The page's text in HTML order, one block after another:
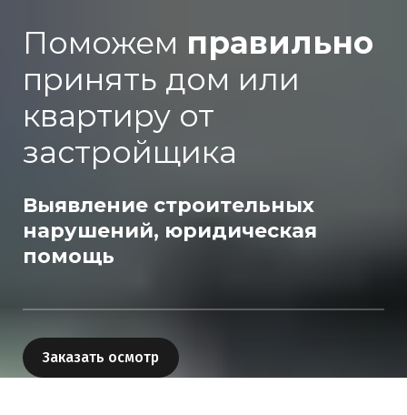
Поможем правильно
принять дом или
квартиру от
застройщика
Выявление строительных
нарушений, юридическая
помощь
Заказать осмотр